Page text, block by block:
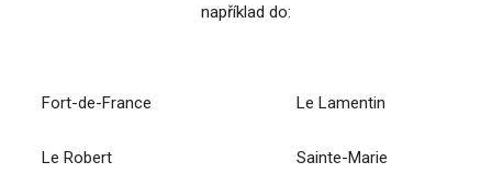
například do:
Fort-de-France Le Lamentin
Le Robert Sainte-Marie